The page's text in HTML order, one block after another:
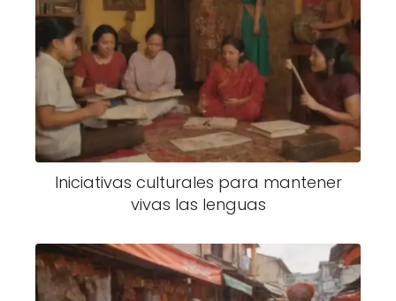
Iniciativas culturales para mantener
vivas las lenguas